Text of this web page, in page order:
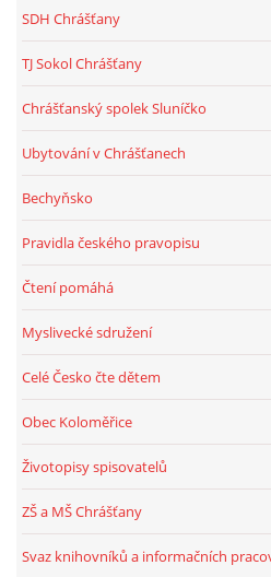
SDH Chrášťany
TJ Sokol Chrášťany
Chrášťanský spolek Sluníčko
Ubytování v Chrášťanech
Bechyňsko
Pravidla českého pravopisu
Čtení pomáhá
Myslivecké sdružení
Celé Česko čte dětem
Obec Koloměřice
Životopisy spisovatelů
ZŠ a MŠ Chrášťany
Svaz knihovníků a informačních